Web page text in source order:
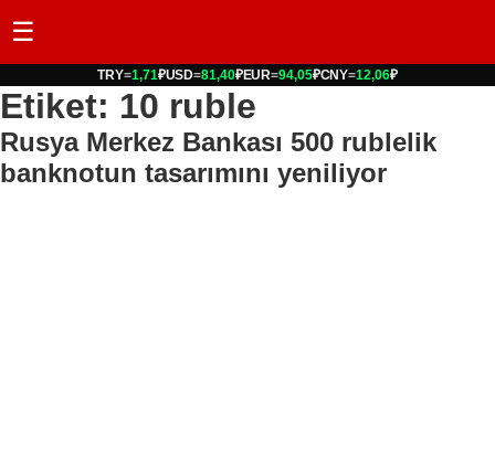
☰
TRY=1,71₽USD=81,40₽EUR=94,05₽CNY=12,06₽
Etiket: 10 ruble
Rusya Merkez Bankası 500 rublelik
banknotun tasarımını yeniliyor